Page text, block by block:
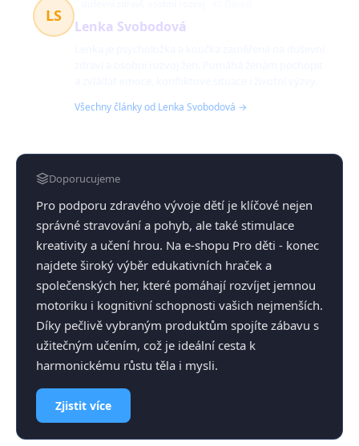
LS
Lenka Svobodová
Všechny články od Lenka Svobodová →
Doporucujeme
Pro podporu zdravého vývoje dětí je klíčové nejen
správné stravování a pohyb, ale také stimulace
kreativity a učení hrou. Na e-shopu Pro děti - konec
najdete široký výběr edukativních hraček a
společenských her, které pomáhají rozvíjet jemnou
motoriku i kognitivní schopnosti vašich nejmenších.
Díky pečlivě vybraným produktům spojíte zábavu s
užitečným učením, což je ideální cesta k
harmonickému růstu těla i mysli.
Zjistit více